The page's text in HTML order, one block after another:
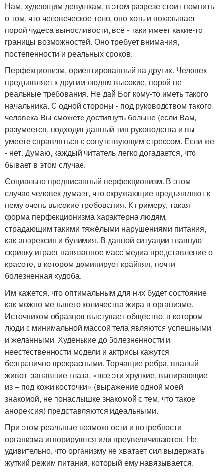
Нам, худеющим девушкам, в этом разрезе стоит помнить
о том, что человеческое тело, оно хоть и показывает
порой чудеса выносливости, всё - таки имеет какие-то
границы возможностей. Оно требует внимания,
постепенности и реальных сроков.
Перфекционизм, ориентированный на других. Человек
предъявляет к другим людям высокие, порой не
реальные требования. Не дай Бог кому-то иметь такого
начальника. С одной стороны - под руководством такого
человека Вы сможете достигнуть больше (если Вам,
разумеется, подходит данный тип руководства и вы
умеете справляться с сопутствующим стрессом. Если же
- нет. Думаю, каждый читатель легко догадается, что
бывает в этом случае.
Социально предписанный перфекционизм. В этом
случае человек думает, что окружающие предъявляют к
нему очень высокие требования. К примеру, такая
форма перфекционизма характерна людям,
страдающим такими тяжёлыми нарушениями питания,
как анорексия и булимия. В данной ситуации главную
скрипку играет навязанное масс медиа представление о
красоте, в котором доминирует крайняя, почти
болезненная худоба.
Им кажется, что оптимальным для них будет состояние
как можно меньшего количества жира в организме.
Источником образцов выступает общество, в котором
люди с минимальной массой тела являются успешными
и желанными. Худенькие до болезненности и
неестественности модели и актрисы кажутся
безгранично прекрасными. Торчащие ребра, впалый
живот, запавшие глаза, «все эти хрупкие, выпирающие
из – под кожи косточки» (выражение одной моей
знакомой, не понаслышке знакомой с тем, что такое
анорексия) представляются идеальными.
При этом реальные возможности и потребности
организма игнорируются или преувеличиваются. Не
удивительно, что организму не хватает сил выдержать
жуткий режим питания, который ему навязывается.